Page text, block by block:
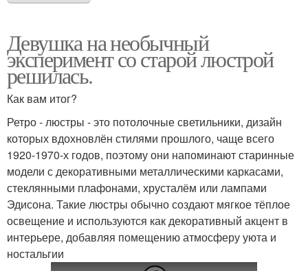
Девушка на необычный
эксперимент со старой люстрой
решилась.
Как вам итог?
Ретро - люстры - это потолочные светильники, дизайн
которых вдохновлён стилями прошлого, чаще всего
1920-1970-х годов, поэтому они напоминают старинные
модели с декоративными металлическими каркасами,
стеклянными плафонами, хрусталём или лампами
Эдисона. Такие люстры обычно создают мягкое тёплое
освещение и используются как декоративный акцент в
интерьере, добавляя помещению атмосферу уюта и
ностальгии